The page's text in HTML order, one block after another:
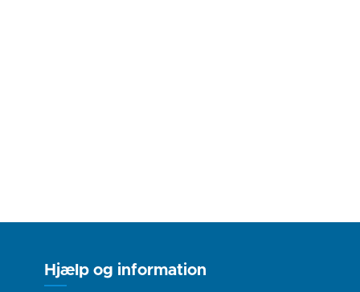
Hjælp og information